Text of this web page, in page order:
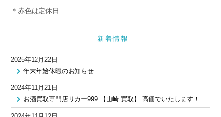
＊赤色は定休日
新着情報
2025年12月22日
年末年始休暇のお知らせ
2024年11月21日
お酒買取専門店リカー999 【山崎 買取】 高価でいたします！